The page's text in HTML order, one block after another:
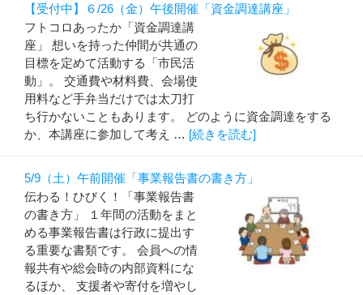
【受付中】６/26（金）午後開催「資金調達講座」
フトコロあったか「資金調達講
座」 想いを持った仲間が共通の
目標を定めて活動する「市民活
動」。 交通費や材料費、会場使
用料など手弁当だけでは太刀打
ち行かないこともあります。 どのように資金調達をする
か、本講座に参加して考え … [続きを読む]
5/9（土）午前開催「事業報告書の書き方」
伝わる！ひびく！「事業報告書
の書き方」 １年間の活動をまと
める事業報告書は行政に提出す
る重要な書類です。 会員への情
報共有や総会時の内部資料にな
るほか、 支援者や寄付を増やし